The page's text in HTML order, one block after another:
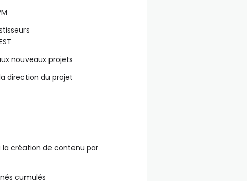
nouveaux projets
direction du projet
création de contenu par
cumulés